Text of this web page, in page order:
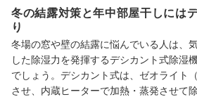
冬の結露対策と年中部屋干しには
り
冬場の窓や壁の結露に悩んでいる人は、
した除湿力を発揮するデシカント式除湿
でしょう。デシカント式は、ゼオライト
させ、内蔵ヒーターで加熱・蒸発させて除